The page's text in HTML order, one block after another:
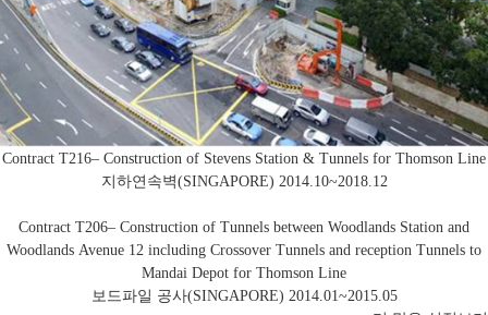
Contract T216– Construction of Stevens Station & Tunnels for Thomson Line
지하연속벽(SINGAPORE) 2014.10~2018.12
Contract T206– Construction of Tunnels between Woodlands Station and
Woodlands Avenue 12 including Crossover Tunnels and reception Tunnels to
Mandai Depot for Thomson Line
보드파일 공사(SINGAPORE) 2014.01~2015.05